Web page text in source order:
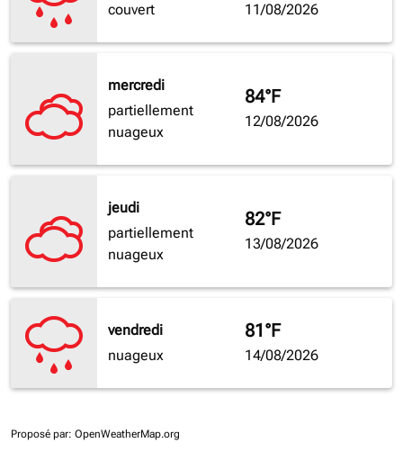
couvert
11/08/2026
mercredi
partiellement
nuageux
84°F
12/08/2026
jeudi
partiellement
nuageux
82°F
13/08/2026
vendredi
nuageux
81°F
14/08/2026
Proposé par: OpenWeatherMap.org